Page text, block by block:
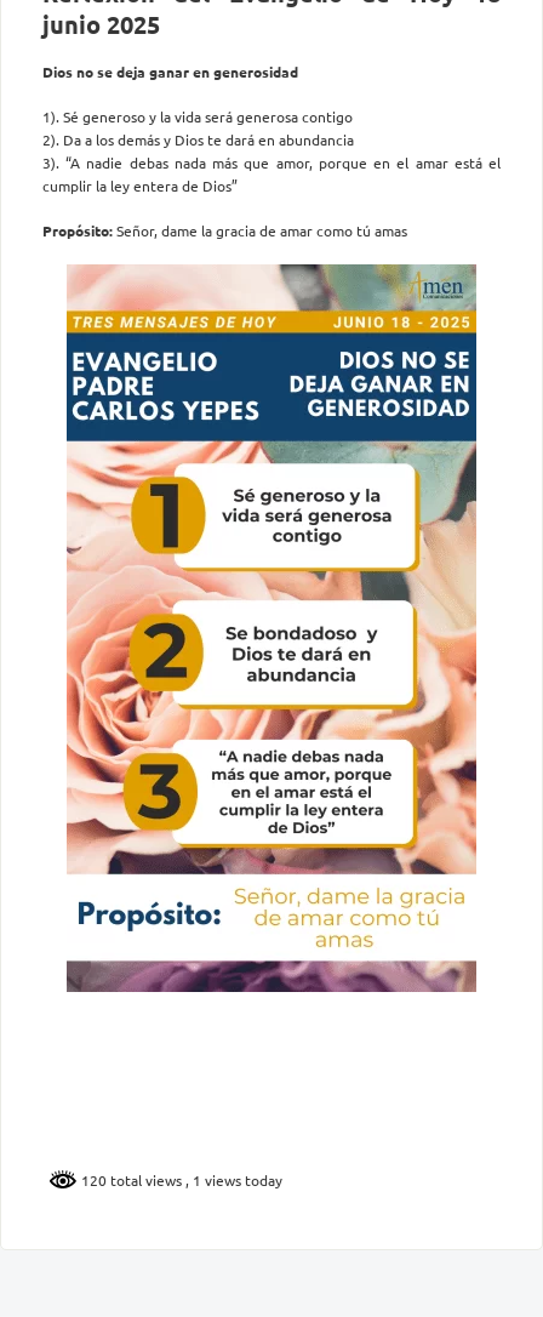
junio 2025
Dios no se deja ganar en generosidad
1). Sé generoso y la vida será generosa contigo
2). Da a los demás y Dios te dará en abundancia
3). “A nadie debas nada más que amor, porque en el amar está el
cumplir la ley entera de Dios”
Propósito:Señor, dame la gracia de amar como tú amas
120 total views , 1 views today